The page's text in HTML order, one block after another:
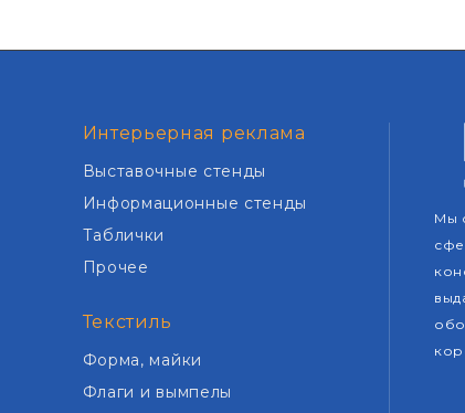
Интерьерная реклама
Выставочные стенды
Информационные стенды
Таблички
Прочее
Текстиль
Форма, майки
Флаги и вымпелы
Мы